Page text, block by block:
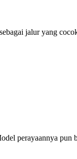
jalur yang
perayaannya pun